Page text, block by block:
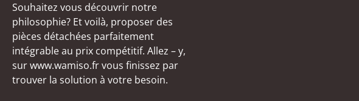
Souhaitez vous découvrir notre
philosophie? Et voilà, proposer des
pièces détachées parfaitement
intégrable au prix compétitif. Allez – y,
sur www.wamiso.fr vous finissez par
trouver la solution à votre besoin.